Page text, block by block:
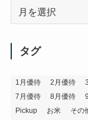
タグ
1月優待 2月優待
7月優待
8月優待
Pickup
お米 その